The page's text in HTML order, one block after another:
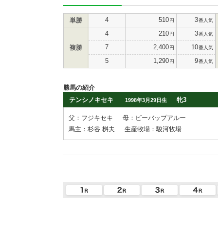
単勝 4 510円 3番人気
複勝
4 210円 3番人気
7 2,400円 10番人気
5 1,290円 9番人気
勝馬の紹介
テンシノキセキ
1998年3月29日生 牝3
父：フジキセキ
母：ビーバップアルー
馬主：杉谷 桝夫
生産牧場：駿河牧場